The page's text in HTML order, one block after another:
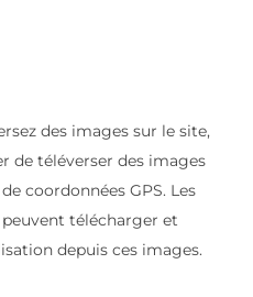
des images sur le site,
de téléverser des images
coordonnées GPS. Les
télécharger et
depuis ces images.